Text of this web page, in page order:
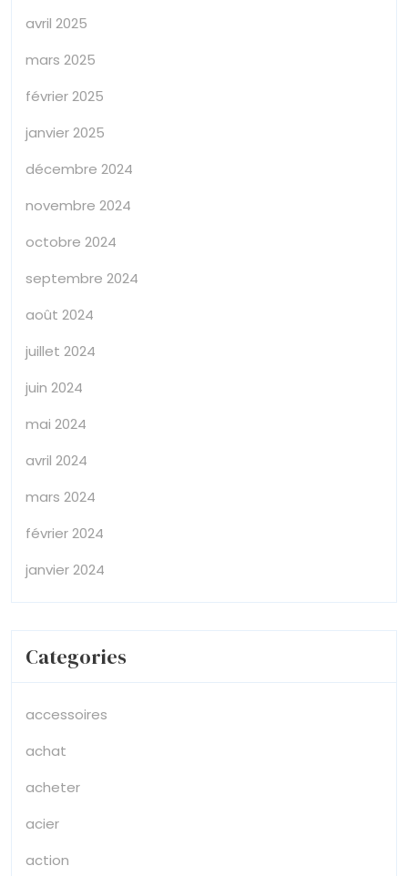
avril 2025
mars 2025
février 2025
janvier 2025
décembre 2024
novembre 2024
octobre 2024
septembre 2024
août 2024
juillet 2024
juin 2024
mai 2024
avril 2024
mars 2024
février 2024
janvier 2024
Categories
accessoires
achat
acheter
acier
action